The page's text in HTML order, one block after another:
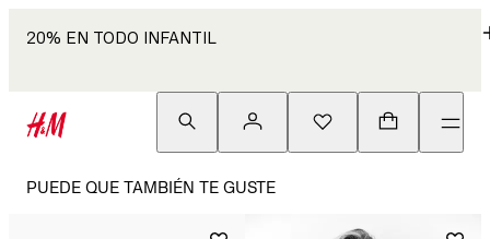
20% EN TODO INFANTIL
PUEDE QUE TAMBIÉN TE GUSTE